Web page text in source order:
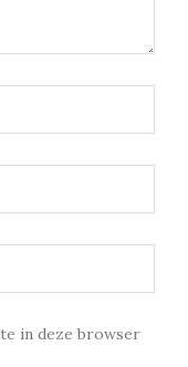
in deze browser